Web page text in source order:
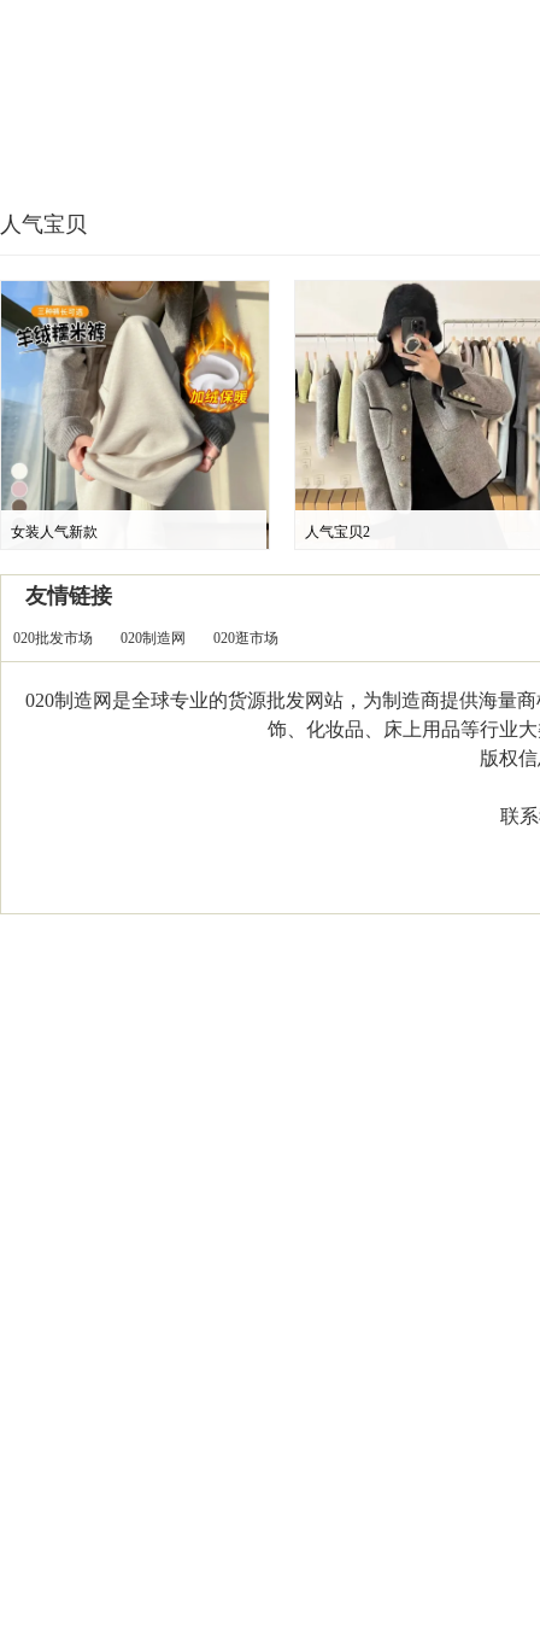
人气宝贝
女装人气新款 人气宝贝2
友情链接
020批发市场 020制造网 020逛市场
020制造网是全球专业的货源批发网站，为制造商提供海量
饰、化妆品、床上用品等行业
版权信
联